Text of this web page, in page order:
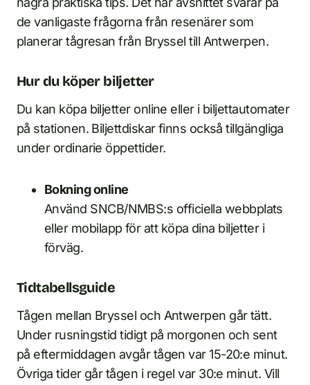
de vanligaste frågorna från resenärer som
planerar tågresan från Bryssel till Antwerpen.
Hur du köper biljetter
Du kan köpa biljetter online eller i biljettautomater
på stationen. Biljettdiskar finns också tillgängliga
under ordinarie öppettider.
Bokning online
Använd SNCB/NMBS:s officiella webbplats
eller mobilapp för att köpa dina biljetter i
förväg.
Tidtabellsguide
Tågen mellan Bryssel och Antwerpen går tätt.
Under rusningstid tidigt på morgonen och sent
på eftermiddagen avgår tågen var 15-20:e minut.
Övriga tider går tågen i regel var 30:e minut. Vill